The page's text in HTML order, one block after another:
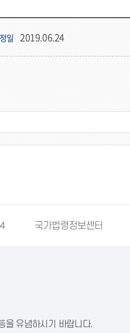
일 2019.06.24
국가법령정보센터
을 유념하시기 바랍니다.